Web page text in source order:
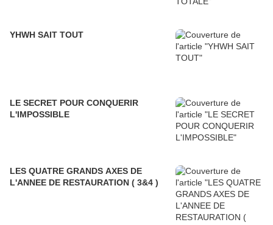
YHWH SAIT TOUT
LE SECRET POUR CONQUERIR
L'IMPOSSIBLE
LES QUATRE GRANDS AXES DE
L'ANNEE DE RESTAURATION ( 3&4 )